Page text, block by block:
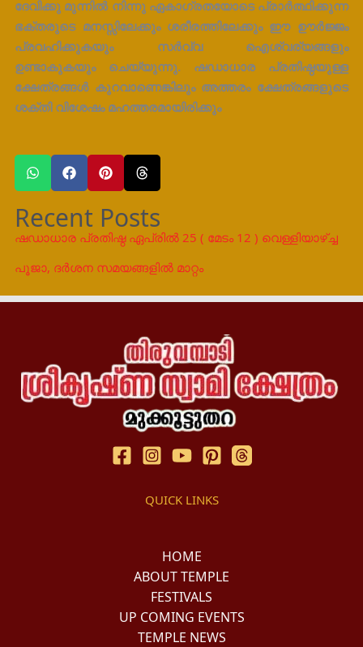
ദേവിക്കു മുന്നിൽ നിന്നു ഏകാഗ്രതയോടെ പ്രാർത്ഥിക്കുന്ന
ഭക്തരുടെ മനസ്സിലേക്കും ശരീരത്തിലേക്കും ഈ ഊർജ്ജം
പ്രവഹിക്കുകയും സർവ്വ ഐശ്വര്യങ്ങളും
ഉണ്ടാകുകയും ചെയ്യുന്നു. ഷഡാധാര പ്രതിഷ്ഠയുള്ള
ക്ഷേത്രങ്ങൾ കുറവാണെങ്കിലും അത്തരം ക്ഷേത്രങ്ങളുടെ
ശക്തി വിശേഷം മഹത്തരമായിരിക്കും
Recent Posts
ഷഡാധാര പ്രതിഷ്ഠ ഏപ്രിൽ 25 ( മേടം 12 ) വെള്ളിയാഴ്ച്ച
പൂജാ, ദർശന സമയങ്ങളിൽ മാറ്റം
QUICK LINKS
HOME
ABOUT TEMPLE
FESTIVALS
UP COMING EVENTS
TEMPLE NEWS